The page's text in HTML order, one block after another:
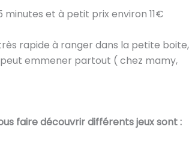
minutes et à petit prix environ 11€
rapide à ranger dans la petite boite,
peut emmener partout ( chez mamy,
faire découvrir différents jeux sont :